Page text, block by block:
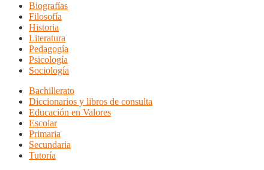
Biografías
Filosofía
Historia
Literatura
Pedagogía
Psicología
Sociología
Bachillerato
Diccionarios y libros de consulta
Educación en Valores
Escolar
Primaria
Secundaria
Tutoría